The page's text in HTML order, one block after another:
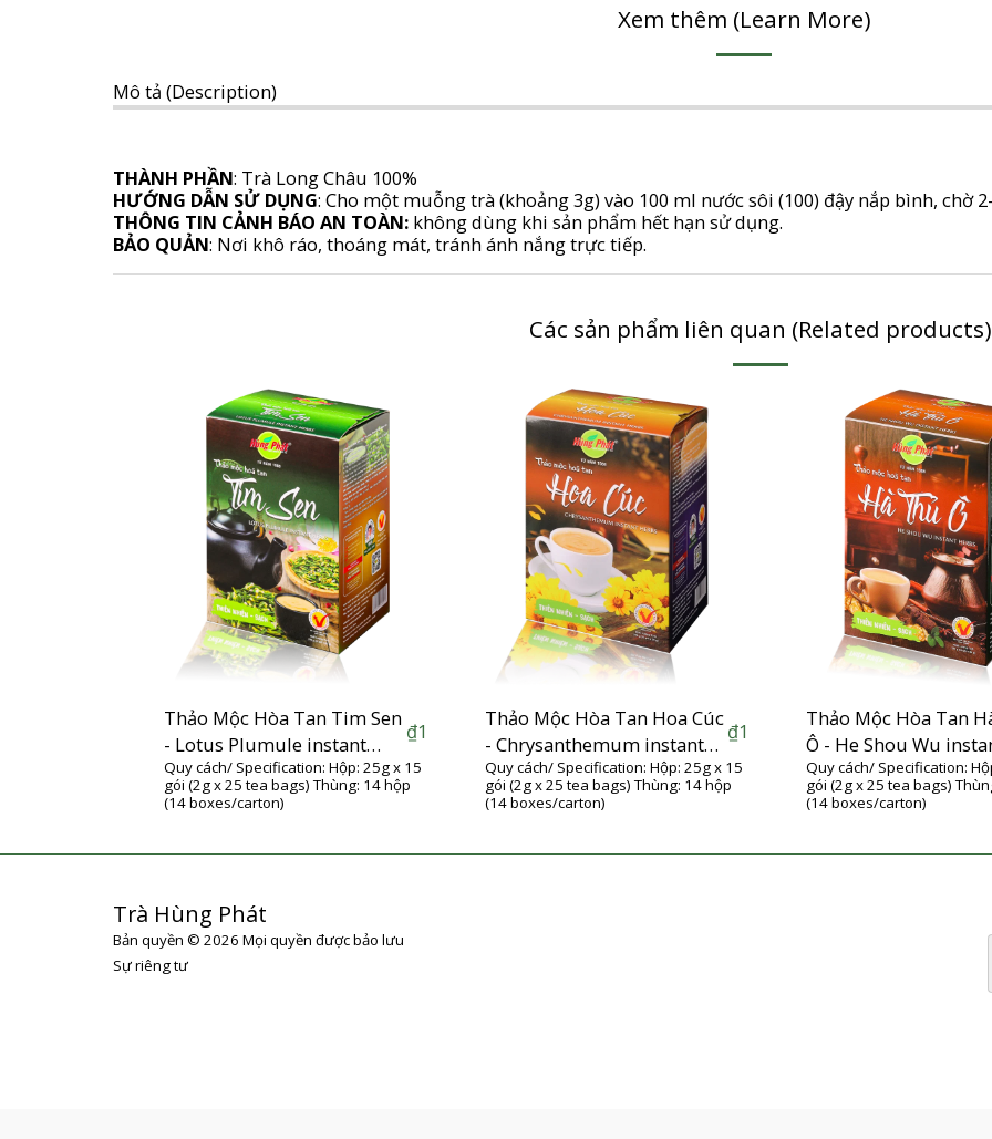
Xem thêm (Learn More)
Mô tả (Description)
THÀNH PHẦN: Trà Long Châu 100%
HƯỚNG DẪN SỬ DỤNG: Cho một muỗng trà (khoảng 3g) vào 100 ml nước sôi (100) đậy nắp bình, chờ
THÔNG TIN CẢNH BÁO AN TOÀN: không dùng khi sản phẩm hết hạn sử dụng.
BẢO QUẢN: Nơi khô ráo, thoáng mát, tránh ánh nắng trực tiếp.
Các sản phẩm liên quan (Related products)
Thảo Mộc Hòa Tan Tim Sen
- Lotus Plumule instant
herbs
₫1
Quy cách/ Specification: Hộp: 25g x 15
gói (2g x 25 tea bags) Thùng: 14 hộp
(14 boxes/carton)
Thảo Mộc Hòa Tan Hoa Cúc
- Chrysanthemum instant
herbs
₫1
Quy cách/ Specification: Hộp: 25g x 15
gói (2g x 25 tea bags) Thùng: 14 hộp
(14 boxes/carton)
Thảo Mộc Hòa Tan
Ô - He Shou Wu
herbs
Quy cách/ Specification:
gói (2g x 25 tea bags)
(14 boxes/carton)
Trà Hùng Phát
Bản quyền © 2026 Mọi quyền được bảo lưu
Sự riêng tư